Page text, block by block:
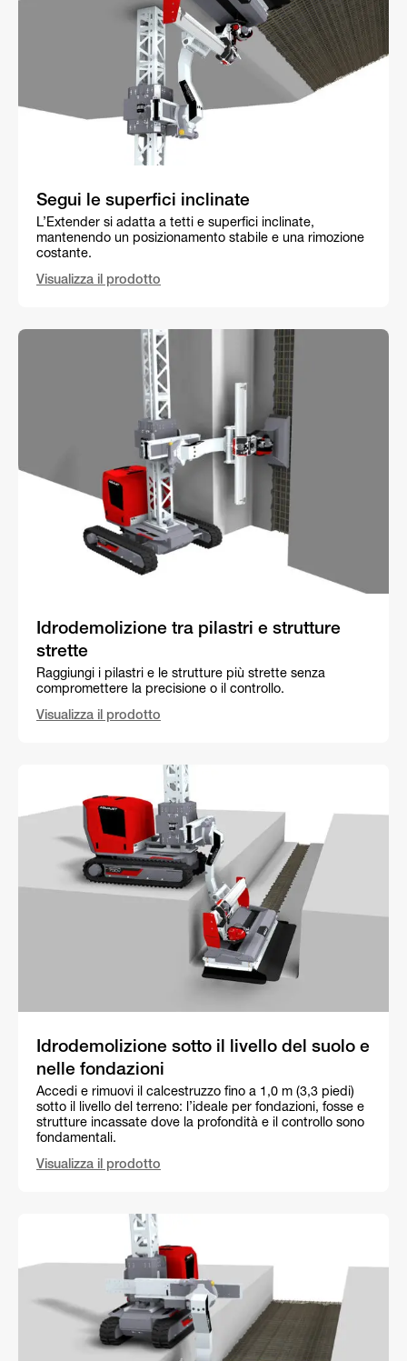
Segui le superfici inclinate
L’Extender si adatta a tetti e superfici inclinate,
mantenendo un posizionamento stabile e una rimozione
costante.
Visualizza il prodotto
Idrodemolizione tra pilastri e strutture
strette
Raggiungi i pilastri e le strutture più strette senza
compromettere la precisione o il controllo.
Visualizza il prodotto
Idrodemolizione sotto il livello del suolo e
nelle fondazioni
Accedi e rimuovi il calcestruzzo fino a 1,0 m (3,3 piedi)
sotto il livello del terreno: l’ideale per fondazioni, fosse e
strutture incassate dove la profondità e il controllo sono
fondamentali.
Visualizza il prodotto